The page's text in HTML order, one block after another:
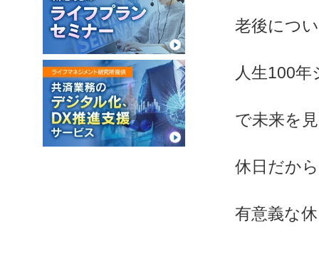
老後につ
人生100
で未来を
休日だか
有意義な